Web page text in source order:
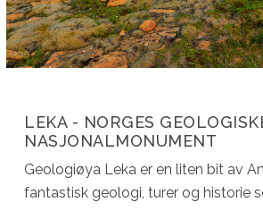
LEKA - NORGES
NASJONALMONUMENT
Geologiøya Leka er en liten bit av
fantastisk geologi, turer og historie